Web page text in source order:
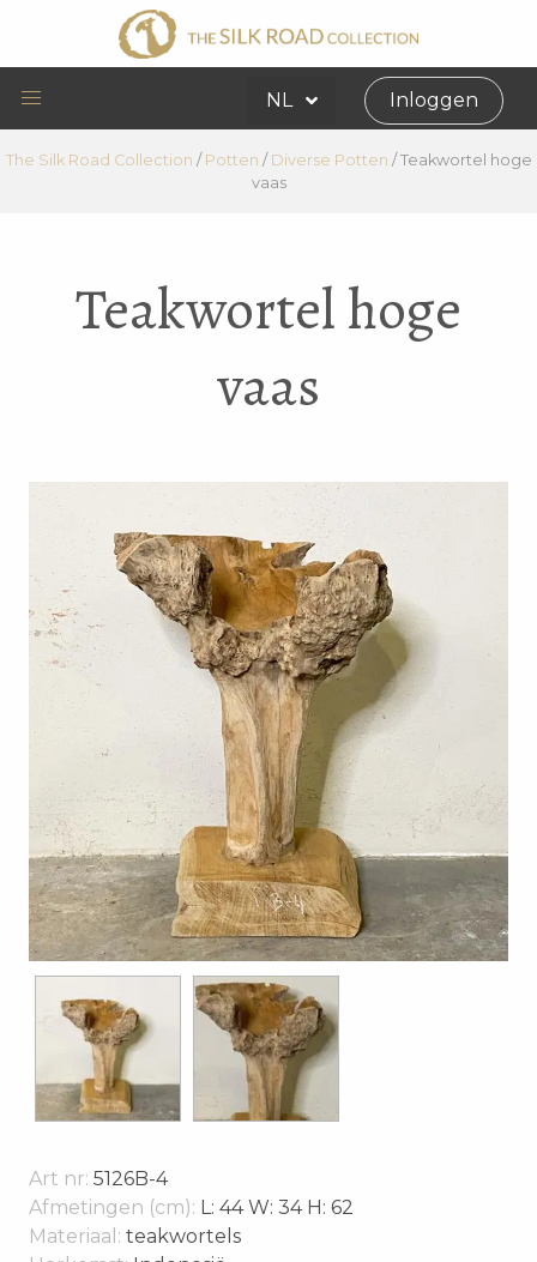
NL Inloggen
The Silk Road Collection / Potten / Diverse Potten / Teakwortel hoge
vaas
Teakwortel hoge
vaas
Art nr: 5126B-4
Afmetingen (cm): L: 44 W: 34 H: 62
Materiaal: teakwortels